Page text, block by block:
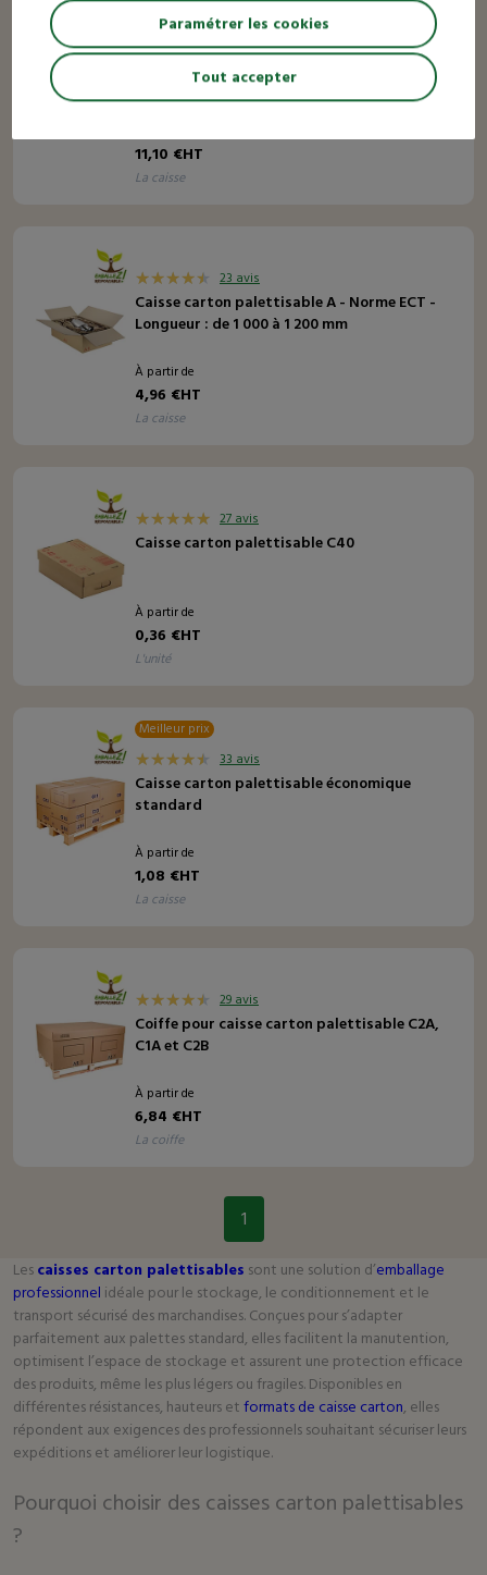
Caisse carton palettisable C2A, C1A et C2B
11,10 €HT
la caisse
23 avis
Caisse carton palettisable A - Norme ECT -
Longueur : de 1 000 à 1 200 mm
À partir de
4,96 €HT
la caisse
27 avis
Caisse carton palettisable C40
À partir de
0,36 €HT
l'unité
Meilleur prix
33 avis
Caisse carton palettisable économique
standard
À partir de
1,08 €HT
la caisse
29 avis
Coiffe pour caisse carton palettisable C2A,
C1A et C2B
À partir de
6,84 €HT
la coiffe
1
Lescaisses carton palettisables sont une solution d’emballage
professionnel idéale pour le stockage, le conditionnement et le
transport sécurisé des marchandises. Conçues pour s’adapter
parfaitement aux palettes standard, elles facilitent la manutention,
optimisent l’espace de stockage et assurent une protection efficace
des produits, même les plus légers ou fragiles. Disponibles en
différentes résistances, hauteurs etformats de caisse carton, elles
répondent aux exigences des professionnels souhaitant sécuriser leurs
expéditions et améliorer leur logistique.
Pourquoi choisir des caisses carton palettisables
?
Paramétrer les cookies
Tout accepter